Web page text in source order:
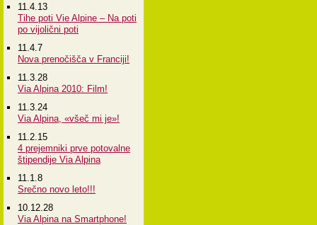
11.4.13
Tihe poti Vie Alpine – Na poti
po vijolični poti
11.4.7
Nova prenočišča v Franciji!
11.3.28
Via Alpina 2010: Film!
11.3.24
Via Alpina, «všeč mi je»!
11.2.15
4 prejemniki prve potovalne
štipendije Via Alpina
11.1.8
Srečno novo leto!!!
10.12.28
Via Alpina na Smartphone!